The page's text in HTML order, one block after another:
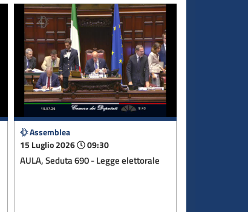
Assemblea
15 Luglio 2026
09:30
AULA, Seduta 690 - Legge elettorale